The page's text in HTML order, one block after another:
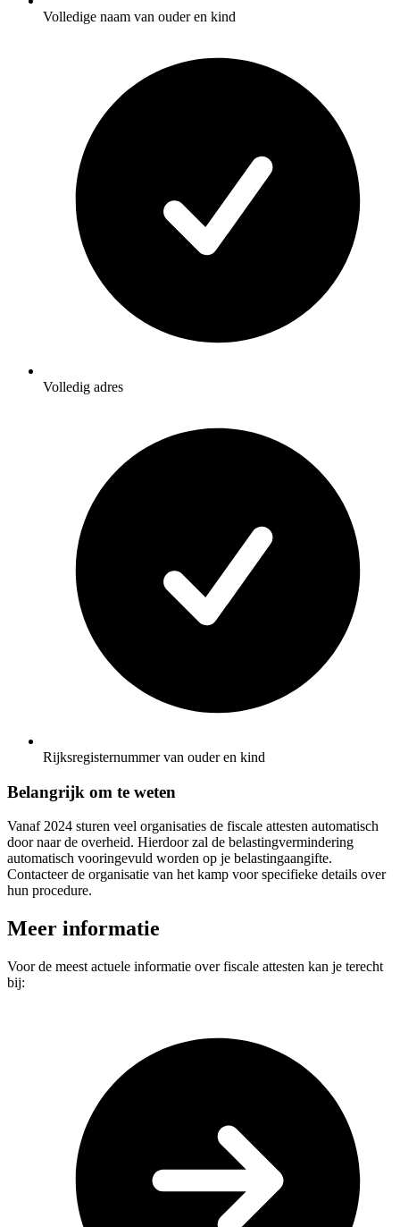
Volledige naam van ouder en kind
Volledig adres
Rijksregisternummer van ouder en kind
Belangrijk om te weten
Vanaf 2024 sturen veel organisaties de fiscale attesten automatisch
door naar de overheid. Hierdoor zal de belastingvermindering
automatisch vooringevuld worden op je belastingaangifte.
Contacteer de organisatie van het kamp voor specifieke details over
hun procedure.
Meer informatie
Voor de meest actuele informatie over fiscale attesten kan je terecht
bij: